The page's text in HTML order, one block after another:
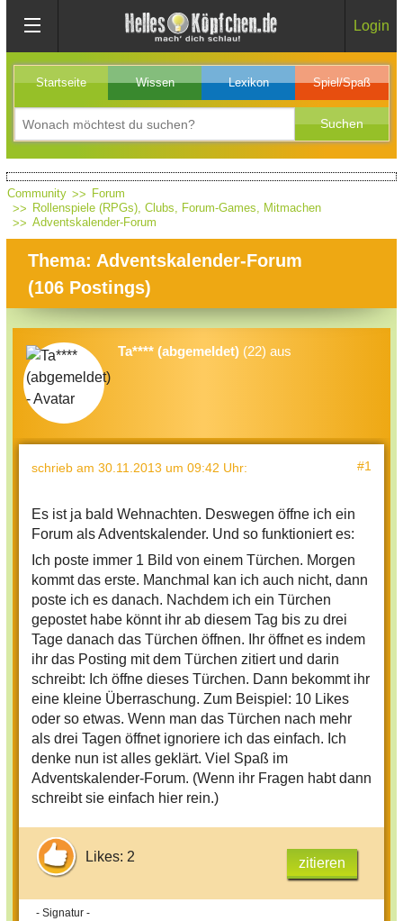
Login
Startseite Wissen Lexikon Spiel/Spaß
Community
Forum
Rollenspiele (RPGs), Clubs, Forum-Games, Mitmachen
Adventskalender-Forum
Thema: Adventskalender-Forum
(106 Postings)
Ta**** (abgemeldet) (22) aus
schrieb am 30.11.2013 um 09:42 Uhr: #1
Es ist ja bald Wehnachten. Deswegen öffne ich ein
Forum als Adventskalender. Und so funktioniert es:
Ich poste immer 1 Bild von einem Türchen. Morgen
kommt das erste. Manchmal kan ich auch nicht, dann
poste ich es danach. Nachdem ich ein Türchen
gepostet habe könnt ihr ab diesem Tag bis zu drei
Tage danach das Türchen öffnen. Ihr öffnet es indem
ihr das Posting mit dem Türchen zitiert und darin
schreibt: Ich öffne dieses Türchen. Dann bekommt ihr
eine kleine Überraschung. Zum Beispiel: 10 Likes
oder so etwas. Wenn man das Türchen nach mehr
als drei Tagen öffnet ignoriere ich das einfach. Ich
denke nun ist alles geklärt. Viel Spaß im
Adventskalender-Forum. (Wenn ihr Fragen habt dann
schreibt sie einfach hier rein.)
Likes: 2 zitieren
- Signatur -